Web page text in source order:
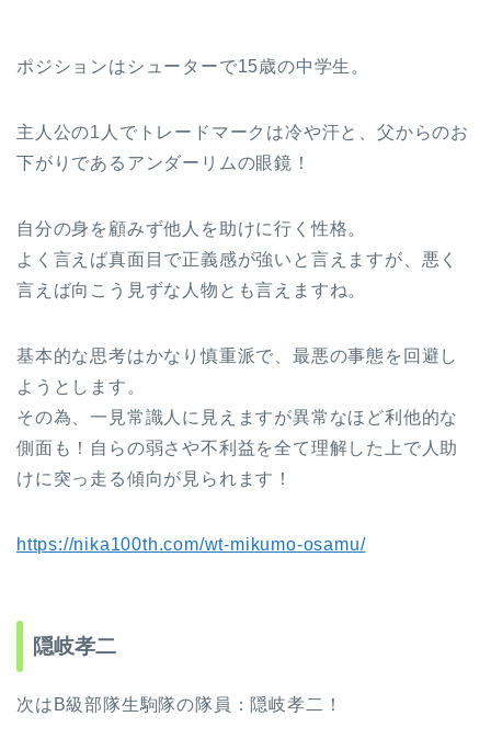
ポジションはシューターで15歳の中学生。
主人公の1人でトレードマークは冷や汗と、父からのお
下がりであるアンダーリムの眼鏡！
自分の身を顧みず他人を助けに行く性格。
よく言えば真面目で正義感が強いと言えますが、悪く
言えば向こう見ずな人物とも言えますね。
基本的な思考はかなり慎重派で、最悪の事態を回避し
ようとします。
その為、一見常識人に見えますが異常なほど利他的な
側面も！自らの弱さや不利益を全て理解した上で人助
けに突っ走る傾向が見られます！
https://nika100th.com/wt-mikumo-osamu/
隠岐孝二
次はB級部隊生駒隊の隊員：隠岐孝二！